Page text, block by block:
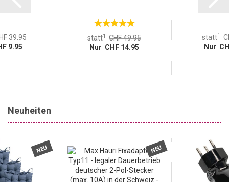
39.95
9.95
statt1
CHF 49.95
Nur CHF 14.95
statt1
Nur
Neuheiten
NEU NEU